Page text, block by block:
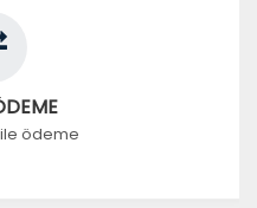
ile ödeme